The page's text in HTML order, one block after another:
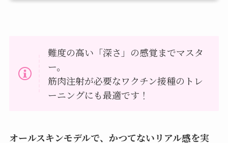
難度の高い「深さ」の感覚までマスタ
ー。
筋肉注射が必要なワクチン接種のトレ
ーニングにも最適です！
オールスキンモデルで、かつてないリアル感を実